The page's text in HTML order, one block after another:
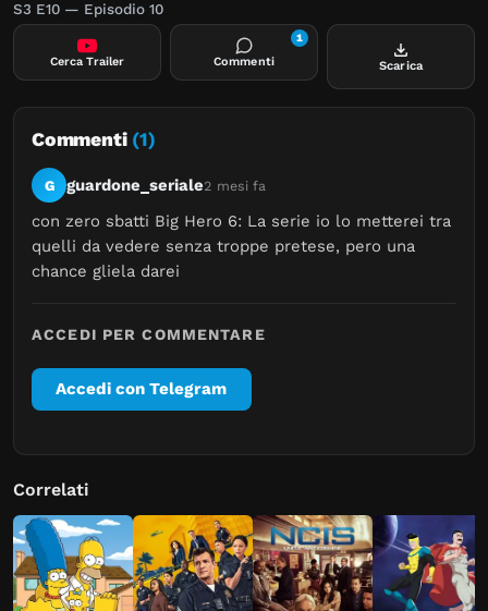
fuori dell’università, il team di supereroi di ultima
generazione, noto come i Big Hero 6, dovranno darsi da
fare per proteggere la loro città dal misterioso Obake e dai
nuovi supercriminali dotati delle ultime tecnologie
S3 E10 — Episodio 10
Cerca Trailer Commenti
1
Scarica
Commenti (1)
G guardone_seriale2 mesi fa
con zero sbatti Big Hero 6: La serie io lo metterei tra
quelli da vedere senza troppe pretese, pero una
chance gliela darei
ACCEDI PER COMMENTARE
Accedi con Telegram
Correlati